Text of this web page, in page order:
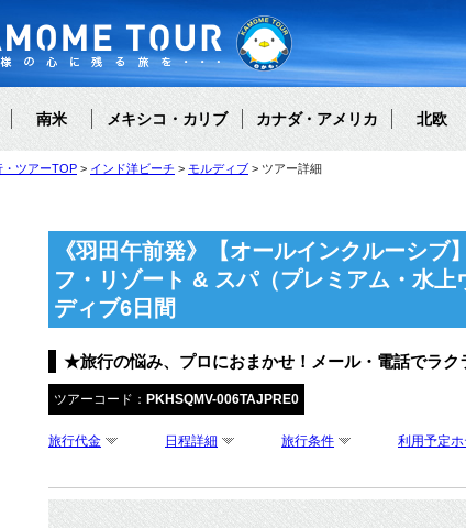
南米 メキシコ・カリブ カナダ・アメリカ 北欧
・ツアーTOP インド洋ビーチ モルディブ ツアー詳細
《羽田午前発》【オールインクルーシ
フ・リゾート & スパ（プレミアム・水
ディブ6日間
★旅行の悩み、プロにおまかせ！メール・電話でラク
ツアーコード： PKHSQMV-006TAJPRE0
旅行代金 日程詳細 旅行条件 利用予定